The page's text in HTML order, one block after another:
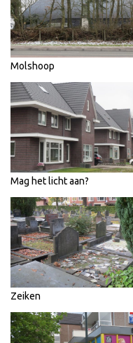
Molshoop
Mag het licht aan?
Zeiken